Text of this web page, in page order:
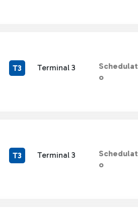
T3 Terminal 3
Schedulat
o
T3 Terminal 3
Schedulat
o